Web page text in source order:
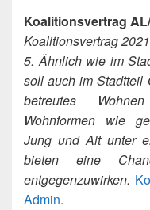
Koalitionsvertrag
Koalitionsvertrag
5. Ähnlich wie im
soll auch im Stadtteil
betreutes
Wohnformen wie
Jung und Alt unter
bieten eine
entgegenzuwirken.
Admin.